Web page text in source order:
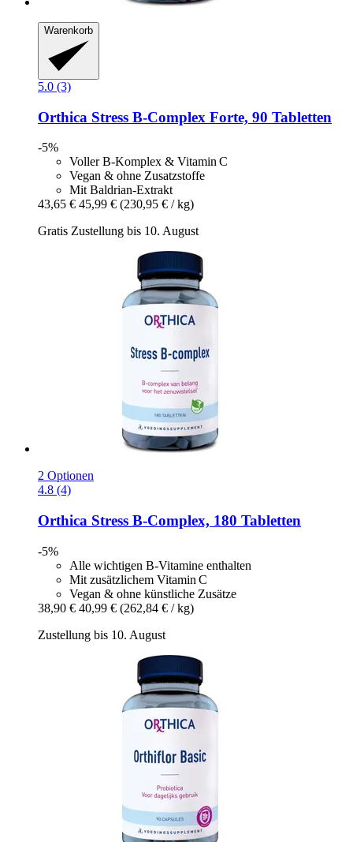
Warenkorb
5.0 (3)
Orthica Stress B-​Complex Forte, 90 Tabletten
-5%
Voller B‑Komplex & Vitamin C
Vegan & ohne Zusatzstoffe
Mit Baldrian-Extrakt
43,65 € 45,99 € (230,95 € / kg)
Gratis Zustellung bis 10. August
2 Optionen
4.8 (4)
Orthica Stress B-​Complex, 180 Tabletten
-5%
Alle wichtigen B‑Vitamine enthalten
Mit zusätzlichem Vitamin C
Vegan & ohne künstliche Zusätze
38,90 € 40,99 € (262,84 € / kg)
Zustellung bis 10. August